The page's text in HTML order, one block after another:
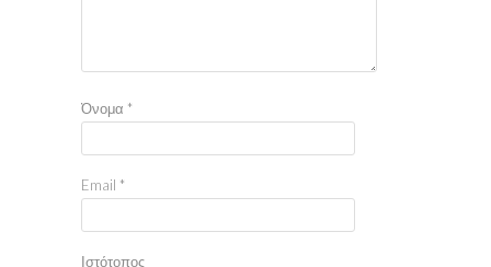
Όνομα *
Email *
Ιστότοπος